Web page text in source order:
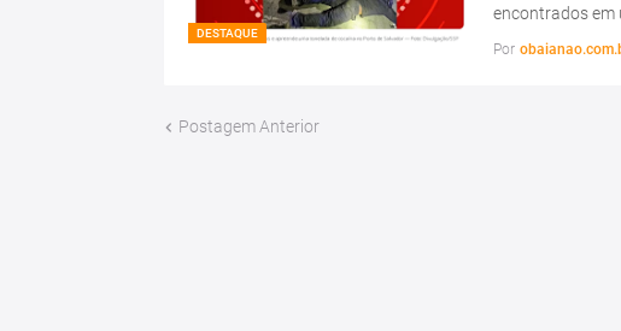
DESTAQUE
encontrados em
Por
Postagem Anterior